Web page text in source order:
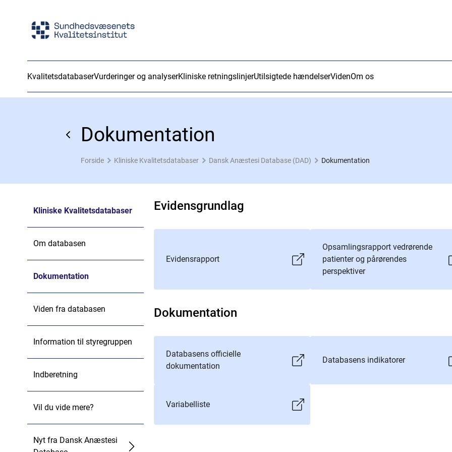
KvalitetsdatabaserVurderinger og analyserKliniske retningslinjerUtilsigtede hændelserVidenOm os
Dokumentation
Forside Kliniske Kvalitetsdatabaser Dansk Anæstesi Database (DAD) Dokumentation
Kliniske Kvalitetsdatabaser
Om databasen
Dokumentation
Viden fra databasen
Information til styregruppen
Indberetning
Vil du vide mere?
Nyt fra Dansk Anæstesi
Evidensgrundlag
Evidensrapport
Opsamlingsrapport vedrørende
patienter og pårørendes
perspektiver
Dokumentation
Databasens officielle
dokumentation
Databasens indikatorer
Variabelliste